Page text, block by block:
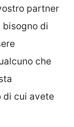
partner
bisogno di
che
di cui avete